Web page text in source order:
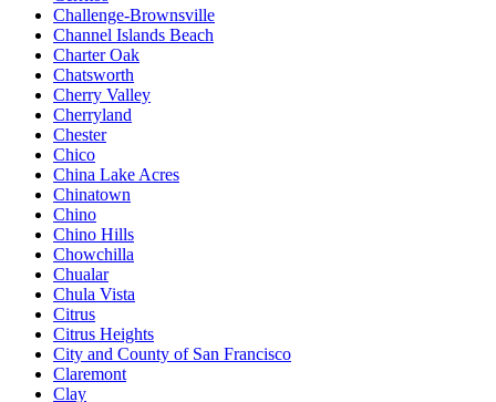
Challenge-Brownsville
Channel Islands Beach
Charter Oak
Chatsworth
Cherry Valley
Cherryland
Chester
Chico
China Lake Acres
Chinatown
Chino
Chino Hills
Chowchilla
Chualar
Chula Vista
Citrus
Citrus Heights
City and County of San Francisco
Claremont
Clay